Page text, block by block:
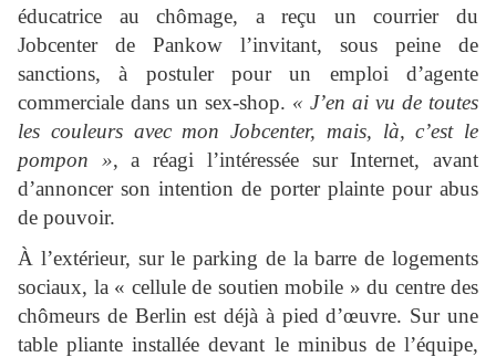
éducatrice au chômage, a reçu un courrier du
Jobcenter de Pankow l’invitant, sous peine de
sanctions, à postuler pour un emploi d’agente
commerciale dans un sex-shop. « J’en ai vu de toutes
les couleurs avec mon Jobcenter, mais, là, c’est le
pompon », a réagi l’intéressée sur Internet, avant
d’annoncer son intention de porter plainte pour abus
de pouvoir.
À l’extérieur, sur le parking de la barre de logements
sociaux, la « cellule de soutien mobile » du centre des
chômeurs de Berlin est déjà à pied d’œuvre. Sur une
table pliante installée devant le minibus de l’équipe,